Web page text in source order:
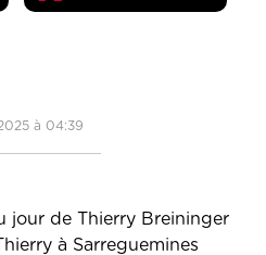
à 04:39
jour de Thierry Breininger
à Sarreguemines